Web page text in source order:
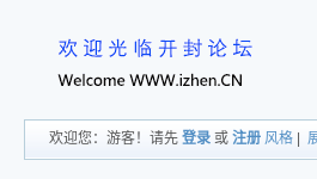
欢迎您：游客！请先登录 或注册 风格 |